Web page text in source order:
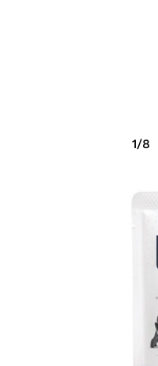
1/8